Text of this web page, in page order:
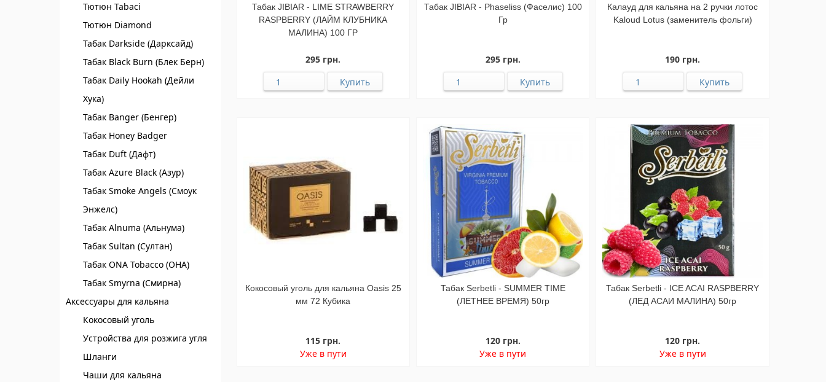
Тютюн Tabaci
Тютюн Diamond
Табак Darkside (Дарксайд)
Табак Black Burn (Блек Берн)
Табак Daily Hookah (Дейли
Хука)
Табак Banger (Бенгер)
Табак Honey Badger
Табак Duft (Дафт)
Табак Azure Black (Азур)
Табак Smoke Angels (Смоук
Энжелс)
Табак Alnuma (Альнума)
Табак Sultan (Султан)
Табак ONA Tobacco (ОНА)
Табак Smyrna (Смирна)
Аксессуары для кальяна
Кокосовый уголь
Устройства для розжига угля
Шланги
Чаши для кальяна
Табак JIBIAR - LIME STRAWBERRY
RASPBERRY (ЛАЙМ КЛУБНИКА
МАЛИНА) 100 ГР
295 грн.
Табак JIBIAR - Phaseliss (Фаселис) 100
Гр
295 грн.
Калауд для кальяна на 2 ручки лотос
Kaloud Lotus (заменитель фольги)
190 грн.
Кокосовый уголь для кальяна Oasis 25
мм 72 Кубика
115 грн.
Уже в пути
Табак Serbetli - SUMMER TIME
(ЛЕТНЕЕ ВРЕМЯ) 50гр
120 грн.
Уже в пути
Табак Serbetli - ICE ACAI RASPBERRY
(ЛЕД АСАИ МАЛИНА) 50гр
120 грн.
Уже в пути